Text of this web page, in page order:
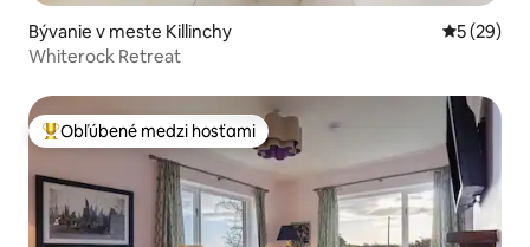
Bývanie v meste Killinchy
5 (29)
Whiterock Retreat
Najobľúbenejšie medzi hosťami
Obľúbené medzi hosťami